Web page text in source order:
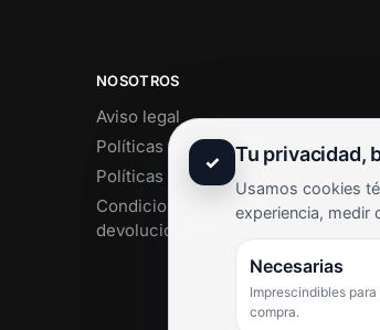
NOSOTROS
Aviso legal
Políticas de privacidad
Políticas de cookies
Condiciones de envío y
devoluciones
✓ Tu privacidad,
Usamos cookies
experiencia, medir
Necesarias
Imprescindibles
compra.